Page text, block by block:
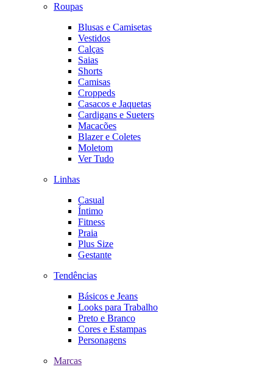
Roupas
Blusas e Camisetas
Vestidos
Calças
Saias
Shorts
Camisas
Croppeds
Casacos e Jaquetas
Cardigans e Sueters
Macacões
Blazer e Coletes
Moletom
Ver Tudo
Linhas
Casual
Íntimo
Fitness
Praia
Plus Size
Gestante
Tendências
Básicos e Jeans
Looks para Trabalho
Preto e Branco
Cores e Estampas
Personagens
Marcas